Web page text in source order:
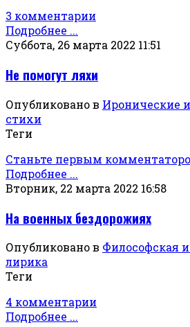
3 комментарии
Подробнее ...
Суббота, 26 марта 2022 11:51
Не помогут ляхи
Опубликовано в Иронические
стихи
Теги
Станьте первым
Подробнее ...
Вторник, 22 марта 2022 16:58
На военных бездорожиях
Опубликовано в Философская
лирика
Теги
4 комментарии
Подробнее ...